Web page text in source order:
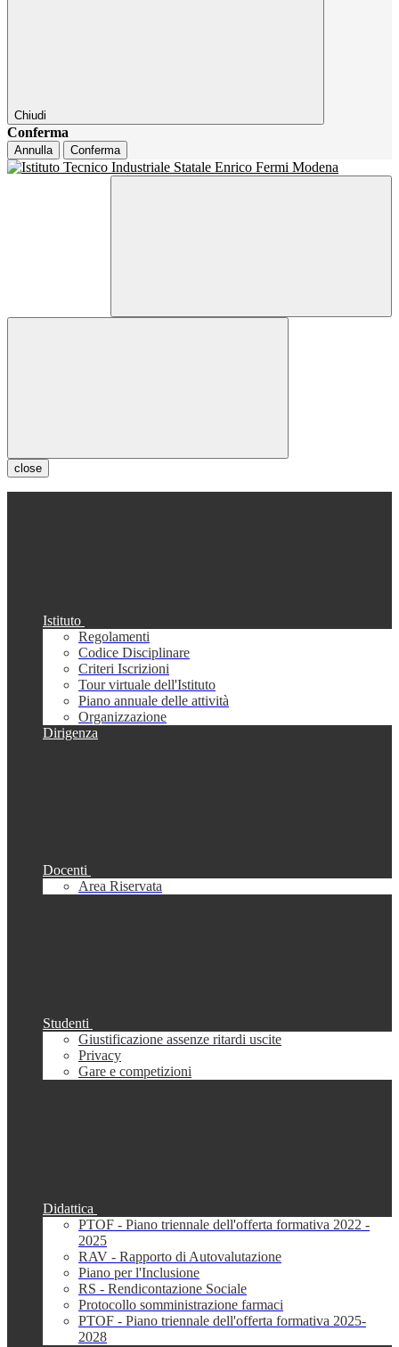
Chiudi
Conferma
Annulla Conferma
close
Istituto
Regolamenti
Codice Disciplinare
Criteri Iscrizioni
Tour virtuale dell'Istituto
Piano annuale delle attività
Organizzazione
Dirigenza
Docenti
Area Riservata
Studenti
Giustificazione assenze ritardi uscite
Privacy
Gare e competizioni
Didattica
PTOF - Piano triennale dell'offerta formativa 2022 -
2025
RAV - Rapporto di Autovalutazione
Piano per l'Inclusione
RS - Rendicontazione Sociale
Protocollo somministrazione farmaci
PTOF - Piano triennale dell'offerta formativa 2025-
2028